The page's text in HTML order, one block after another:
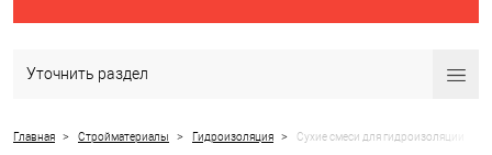
Уточнить раздел
Главная > Стройматериалы > Гидроизоляция > Сухие смеси для гидроизоляции